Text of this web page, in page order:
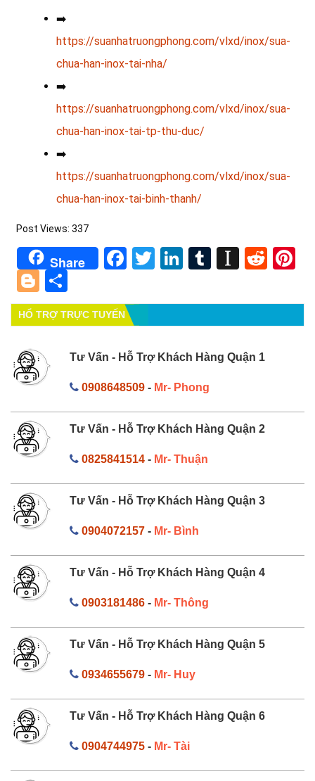
➡️
https://suanhatruongphong.com/vlxd/inox/sua-
chua-han-inox-tai-nha/
➡️
https://suanhatruongphong.com/vlxd/inox/sua-
chua-han-inox-tai-tp-thu-duc/
➡️
https://suanhatruongphong.com/vlxd/inox/sua-
chua-han-inox-tai-binh-thanh/
Post Views: 337
Share Facebook
TwitterLinkedIn
Tumblr
Blogger
HỔ TRỢ TRỰC TUYẾN
Tư Vấn - Hỗ Trợ Khách Hàng Quận 1
0908648509- Mr- Phong
Tư Vấn - Hỗ Trợ Khách Hàng Quận 2
0825841514- Mr- Thuận
Tư Vấn - Hỗ Trợ Khách Hàng Quận 3
0904072157- Mr- Bình
Tư Vấn - Hỗ Trợ Khách Hàng Quận 4
0903181486- Mr- Thông
Tư Vấn - Hỗ Trợ Khách Hàng Quận 5
0934655679- Mr- Huy
Tư Vấn - Hỗ Trợ Khách Hàng Quận 6
0904744975- Mr- Tài